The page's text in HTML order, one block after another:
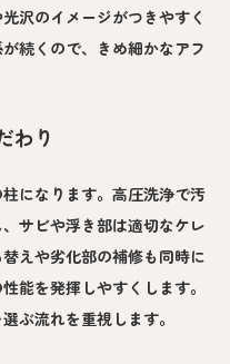
沢のイメージがつきやすく
続くので、きめ細かなアフ
わり
になります。高圧洗浄で汚
サビや浮き部は適切なケレ
えや劣化部の補修も同時に
能を発揮しやすくします。
ぶ流れを重視します。